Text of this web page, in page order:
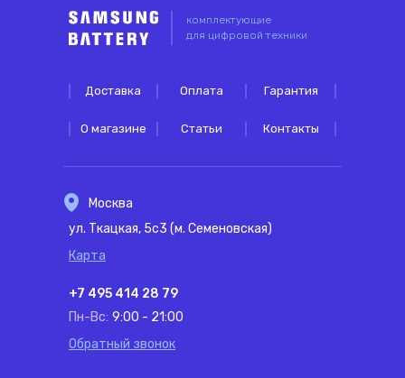
комплектующие
для цифровой техники
Доставка Оплата Гарантия
О магазине Статьи Контакты
Москва
ул. Ткацкая, 5с3 (м. Семеновская)
Карта
+7 495 414 28 79
Пн-Вс: 9:00 - 21:00
Обратный звонок